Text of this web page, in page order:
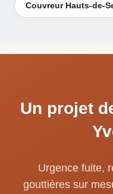
Couvreur Hauts-de-
Un projet
Urgence fuite,
gouttières sur